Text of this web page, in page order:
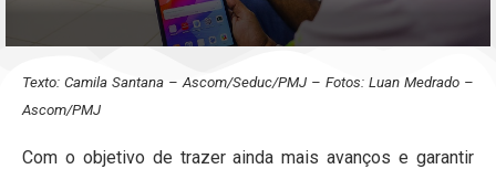
Texto: Camila Santana – Ascom/Seduc/PMJ – Fotos: Luan Medrado –
Ascom/PMJ
Com o objetivo de trazer ainda mais avanços e garantir